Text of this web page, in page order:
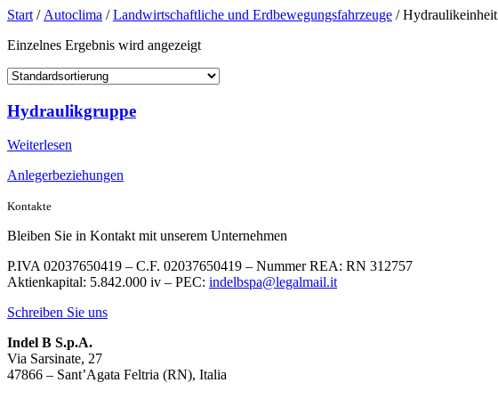
Start / Autoclima /Landwirtschaftliche und Erdbewegungsfahrzeuge / Hydraulikeinheit
Einzelnes Ergebnis wird angezeigt
Hydraulikgruppe
Weiterlesen
Anlegerbeziehungen
Kontakte
Bleiben Sie in Kontakt mit unserem Unternehmen
P.IVA 02037650419 – C.F. 02037650419 – Nummer REA: RN 312757
Aktienkapital: 5.842.000 iv – PEC: indelbspa@legalmail.it
Schreiben Sie uns
Indel B S.p.A.
Via Sarsinate, 27
47866 – Sant’Agata Feltria (RN), Italia